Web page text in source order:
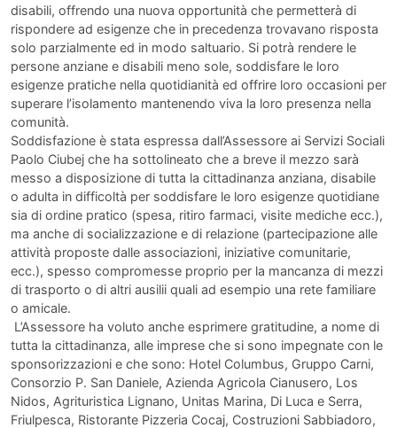
disabili, offrendo una nuova opportunità che permetterà di
rispondere ad esigenze che in precedenza trovavano risposta
solo parzialmente ed in modo saltuario. Si potrà rendere le
persone anziane e disabili meno sole, soddisfare le loro
esigenze pratiche nella quotidianità ed offrire loro occasioni per
superare l’isolamento mantenendo viva la loro presenza nella
comunità.
Soddisfazione è stata espressa dall’Assessore ai Servizi Sociali
Paolo Ciubej che ha sottolineato che a breve il mezzo sarà
messo a disposizione di tutta la cittadinanza anziana, disabile
o adulta in difficoltà per soddisfare le loro esigenze quotidiane
sia di ordine pratico (spesa, ritiro farmaci, visite mediche ecc.),
ma anche di socializzazione e di relazione (partecipazione alle
attività proposte dalle associazioni, iniziative comunitarie,
ecc.), spesso compromesse proprio per la mancanza di mezzi
di trasporto o di altri ausilii quali ad esempio una rete familiare
o amicale.
L’Assessore ha voluto anche esprimere gratitudine, a nome di
tutta la cittadinanza, alle imprese che si sono impegnate con le
sponsorizzazioni e che sono: Hotel Columbus, Gruppo Carni,
Consorzio P. San Daniele, Azienda Agricola Cianusero, Los
Nidos, Agrituristica Lignano, Unitas Marina, Di Luca e Serra,
Friulpesca, Ristorante Pizzeria Cocaj, Costruzioni Sabbiadoro,